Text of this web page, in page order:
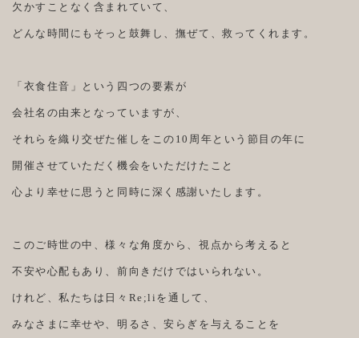
欠かすことなく含まれていて、
どんな時間にもそっと鼓舞し、撫ぜて、救ってくれます。
「衣食住音」という四つの要素が
会社名の由来となっていますが、
それらを織り交ぜた催しをこの10周年という節目の年に
開催させていただく機会をいただけたこと
心より幸せに思うと同時に深く感謝いたします。
このご時世の中、様々な角度から、視点から考えると
不安や心配もあり、前向きだけではいられない。
けれど、私たちは日々Re;liを通して、
みなさまに幸せや、明るさ、安らぎを与えることを